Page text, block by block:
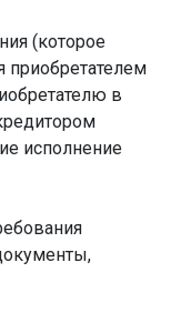
(которое
приобретателем
в
исполнение